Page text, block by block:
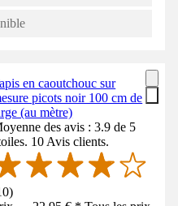
en caoutchouc sur
picots noir 100 cm de
(au mètre)
des avis : 3.9 de 5
10 Avis clients.
)